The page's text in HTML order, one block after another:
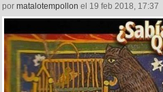
por matalotempollon el 19 feb 2018, 17:37